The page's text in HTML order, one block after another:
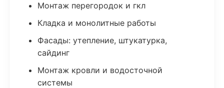
Монтаж перегородок и гкл
Кладка и монолитные работы
Фасады: утепление, штукатурка,
сайдинг
Монтаж кровли и водосточной
системы